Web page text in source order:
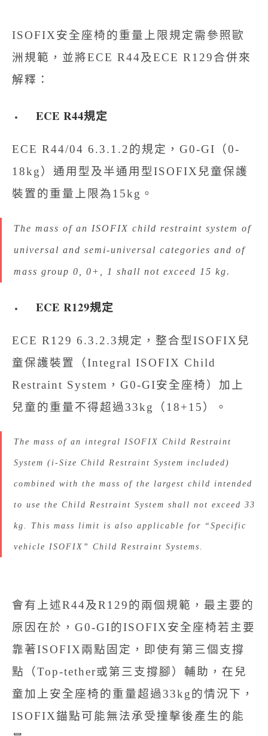
ISOFIX安全座椅的重量上限規定需參照歐
洲規範，並將ECE R44及ECE R129合併來
解釋：
ECE R44規定
ECE R44/04 6.3.1.2的規定，G0-GI（0-
18kg）通用型及半通用型ISOFIX兒童保護
裝置的重量上限為15kg。
The mass of an ISOFIX child restraint system of
universal and semi-universal categories and of
mass group 0, 0+, 1 shall not exceed 15 kg.
ECE R129規定
ECE R129 6.3.2.3規定，整合型ISOFIX兒
童保護裝置（Integral ISOFIX Child
Restraint System，G0-GI安全座椅）加上
兒童的重量不得超過33kg（18+15）。
The mass of an integral ISOFIX Child Restraint
System (i-Size Child Restraint System included)
combined with the mass of the largest child intended
to use the Child Restraint System shall not exceed 33
kg. This mass limit is also applicable for “Specific
vehicle ISOFIX” Child Restraint Systems.
會有上述R44及R129的兩個規範，最主要的
原因在於，G0-GI的ISOFIX安全座椅若主要
靠著ISOFIX兩點固定，即使有第三個支撐
點（Top-tether或第三支撐腳）輔助，在兒
童加上安全座椅的重量超過33kg的情況下，
ISOFIX錨點可能無法承受撞擊後產生的能